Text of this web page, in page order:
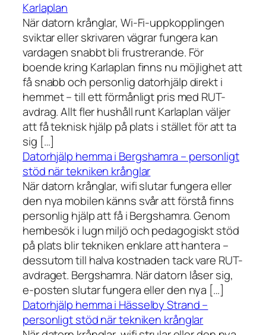
Karlaplan
När datorn krånglar, Wi-Fi-uppkopplingen
sviktar eller skrivaren vägrar fungera kan
vardagen snabbt bli frustrerande. För
boende kring Karlaplan finns nu möjlighet att
få snabb och personlig datorhjälp direkt i
hemmet – till ett förmånligt pris med RUT-
avdrag. Allt fler hushåll runt Karlaplan väljer
att få teknisk hjälp på plats i stället för att ta
sig […]
Datorhjälp hemma i Bergshamra – personligt
stöd när tekniken krånglar
När datorn krånglar, wifi slutar fungera eller
den nya mobilen känns svår att förstå finns
personlig hjälp att få i Bergshamra. Genom
hembesök i lugn miljö och pedagogiskt stöd
på plats blir tekniken enklare att hantera –
dessutom till halva kostnaden tack vare RUT-
avdraget. Bergshamra. När datorn låser sig,
e-posten slutar fungera eller den nya […]
Datorhjälp hemma i Hässelby Strand –
personligt stöd när tekniken krånglar